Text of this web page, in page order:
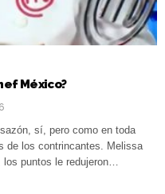
México?
sí, pero como en toda
de los contrincantes. Melissa
puntos le redujeron…